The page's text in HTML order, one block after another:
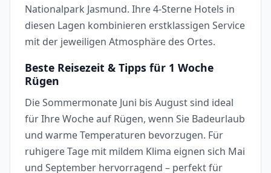
Nationalpark Jasmund. Ihre 4-Sterne Hotels in
diesen Lagen kombinieren erstklassigen Service
mit der jeweiligen Atmosphäre des Ortes.
Beste Reisezeit & Tipps für 1 Woche
Rügen
Die Sommermonate Juni bis August sind ideal
für Ihre Woche auf Rügen, wenn Sie Badeurlaub
und warme Temperaturen bevorzugen. Für
ruhigere Tage mit mildem Klima eignen sich Mai
und September hervorragend – perfekt für